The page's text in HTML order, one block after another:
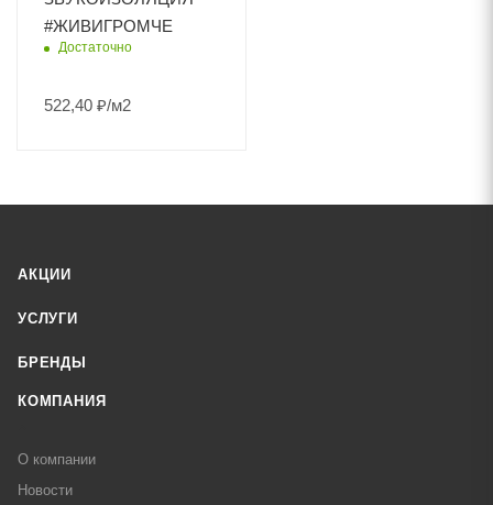
#ЖИВИГРОМЧЕ
Достаточно
522,40 ₽/м2
АКЦИИ
УСЛУГИ
БРЕНДЫ
КОМПАНИЯ
О компании
Новости